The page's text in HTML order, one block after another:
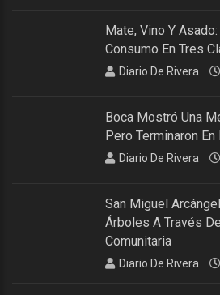
Mate, Vino Y
Consumo En Tres
Diario De Rivera
Boca Mostró Una
Pero Terminaron En
Diario De Rivera
San Miguel
Árboles A Través
Comunitaria
Diario De Rivera